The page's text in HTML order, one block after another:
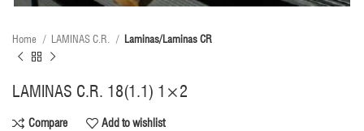
Home LAMINAS C.R. Laminas/Laminas CR
LAMINAS C.R. 18(1.1) 1×2
Compare Add to wishlist